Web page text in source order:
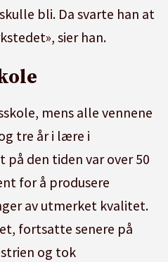
bli. Da svarte han at
sier han.
mens alle vennene
tre år i lære i
den tiden var over 50
for å produsere
av utmerket kvalitet.
fortsatte senere på
og tok